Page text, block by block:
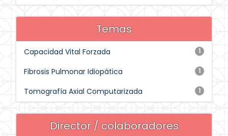
Temas
1
Capacidad Vital Forzada
1
Fibrosis Pulmonar Idiopática
1
Tomografía Axial Computarizada
Director / colaboradores